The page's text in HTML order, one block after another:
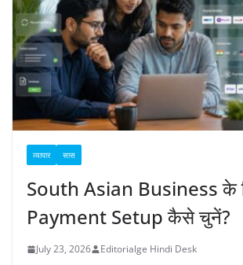
व्यापार सास
South Asian Business के
Payment Setup कैसे चुनें?
July 23, 2026 Editorialge Hindi Desk